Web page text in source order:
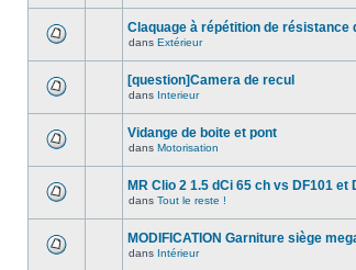
Claquage à répétition de résistance
dans Extérieur
[question]Camera de recul
dans Interieur
Vidange de boite et pont
dans Motorisation
MR Clio 2 1.5 dCi 65 ch vs DF101 et
dans Tout le reste !
MODIFICATION Garniture siège
dans Intérieur